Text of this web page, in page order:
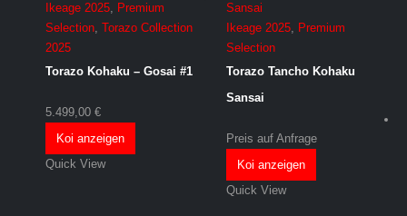
Ikeage 2025, Premium
Selection, Torazo Collection
2025
Torazo Kohaku – Gosai #1
5.499,00 €
Koi anzeigen
Quick View
Ikeage 2025,
Premium
Selection
Torazo Tancho Kohaku
Sansai
Preis auf Anfrage
Koi anzeigen
Quick View